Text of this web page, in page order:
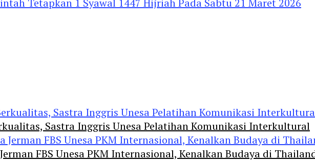
Sastra Inggris Unesa Pelatihan Komunikasi Interkultural
FBS Unesa PKM Internasional, Kenalkan Budaya di